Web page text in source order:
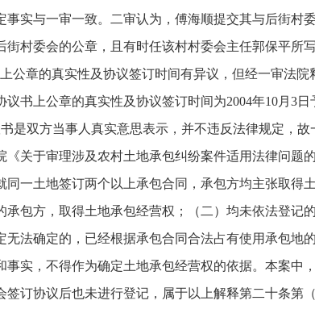
实与一审一致。二审认为，傅海顺提交其与后街村
村委会的公章，且有时任该村村委会主任郭保平所
公章的真实性及协议签订时间有异议，但经一审法院
书上公章的真实性及协议签订时间为2004年10月3日
是双方当事人真实意思表示，并不违反法律规定，故
关于审理涉及农村土地承包纠纷案件适用法律问题
同一土地签订两个以上承包合同，承包方均主张取得
包方，取得土地承包经营权；（二）均未依法登记
法确定的，已经根据承包合同合法占有使用承包地
实，不得作为确定土地承包经营权的依据。本案中
订协议后也未进行登记，属于以上解释第二十条第